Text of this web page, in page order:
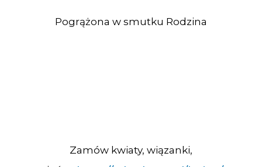
Pogrążona w smutku Rodzina
Zamów kwiaty, wiązanki,